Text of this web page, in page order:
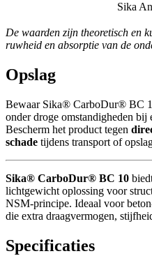
Sika
De waarden zijn theoretisch en
ruwheid en absorptie van de
Opslag
Bewaar Sika® CarboDur® BC
onder droge omstandigheden bij
Bescherm het product tegen
schade tijdens transport of
Sika® CarboDur® BC 10
lichtgewicht oplossing voor
NSM-principe. Ideaal voor
die extra draagvermogen,
Specificaties